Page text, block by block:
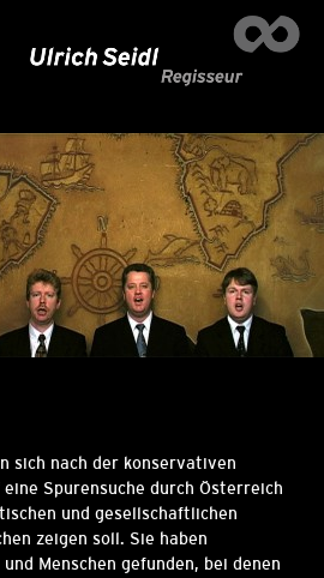
sich nach der konservativen
Spurensuche durch Österreich
und gesellschaftlichen
zeigen soll. Sie haben
Menschen gefunden, bei denen